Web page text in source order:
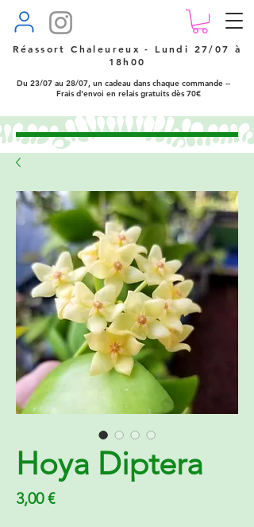
Réassort Chaleureux - Lundi 27/07 à
18h00
Du 23/07 au 28/07, un cadeau dans chaque commande --
Frais d'envoi en relais gratuits dès 70€
Hoya Diptera
3,00 €Prix